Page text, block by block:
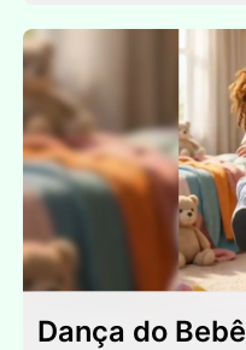
Dança do Bebê